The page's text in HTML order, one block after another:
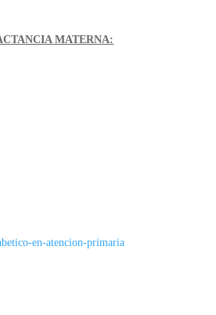
MATERNA:
en-atencion-primaria